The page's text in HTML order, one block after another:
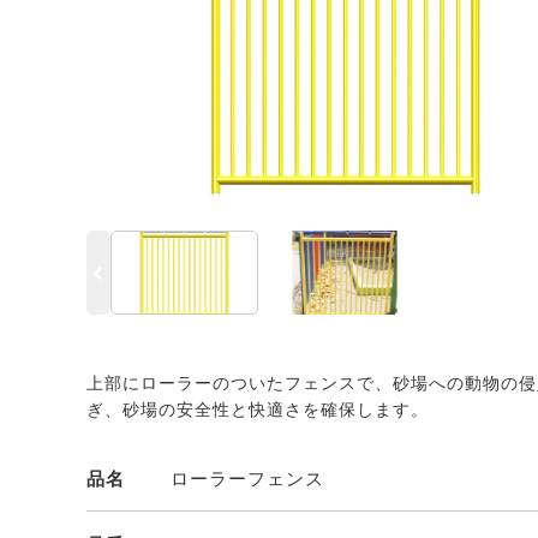
上部にローラーのついたフェンスで、砂場への動物の
ぎ、砂場の安全性と快適さを確保します。
品名 ローラーフェンス